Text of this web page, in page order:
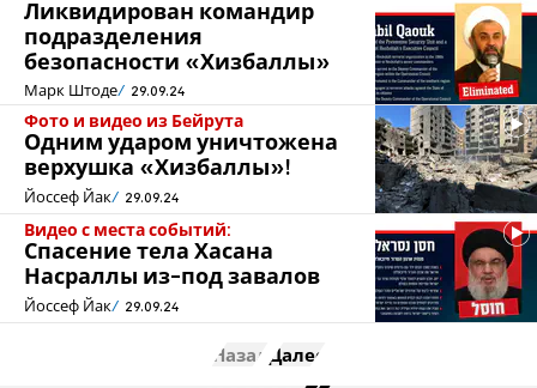
Ликвидирован командир
подразделения
безопасности «Хизбаллы»
Марк Штоде 29.09.24
Фото и видео из Бейрута
Одним ударом уничтожена
верхушка «Хизбаллы»!
Йоссеф Йак 29.09.24
Видео с места событий:
Спасение тела Хасана
Насраллы из-под завалов
Йоссеф Йак 29.09.24
Назад Далее